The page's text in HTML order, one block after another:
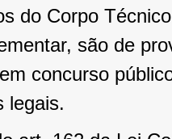
do Corpo
são de
concurso
legais.